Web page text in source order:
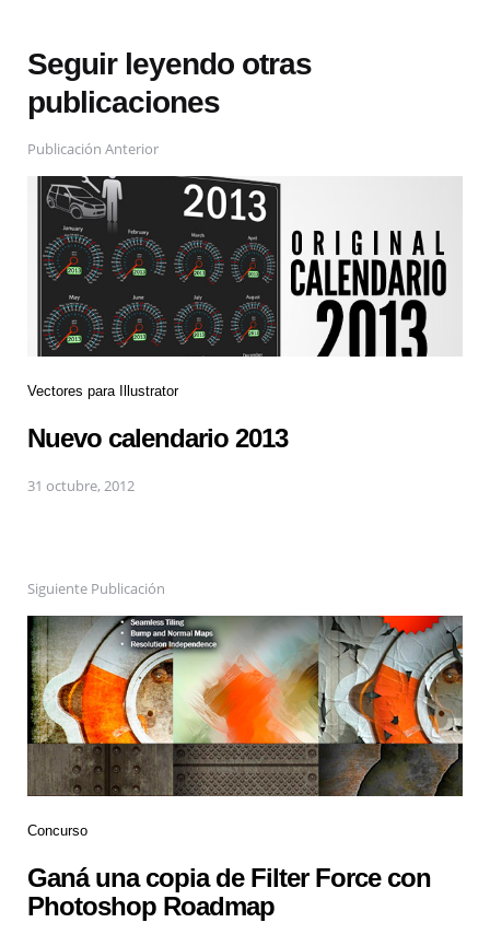
Seguir leyendo otras
publicaciones
Publicación Anterior
Vectores para Illustrator
Nuevo calendario 2013
31 octubre, 2012
Siguiente Publicación
Concurso
Ganá una copia de Filter Force con
Photoshop Roadmap